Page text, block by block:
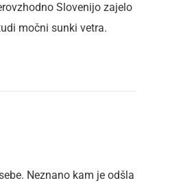
Slovenijo zajelo
močni sunki vetra.
Neznano kam je odšla